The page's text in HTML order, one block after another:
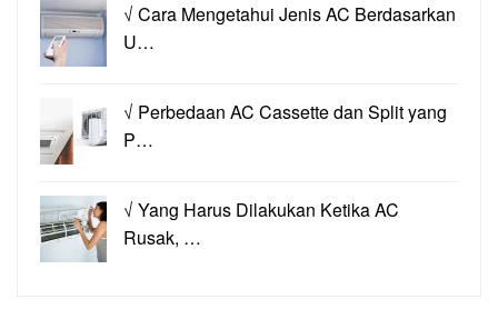
√ Cara Mengetahui Jenis AC Berdasarkan
U…
√ Perbedaan AC Cassette dan Split yang
P…
√ Yang Harus Dilakukan Ketika AC
Rusak, …